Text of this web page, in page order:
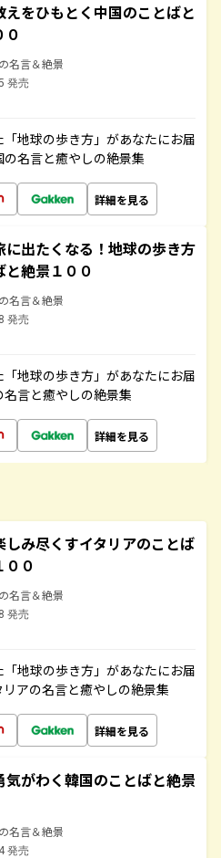
えをひもとく中国のことばと
０
名言＆絶景
発売
地球の歩き方」があなたにお届
名言と癒やしの絶景集
詳細を見る
に出たくなる！地球の歩き方
と絶景１００
名言＆絶景
発売
地球の歩き方」があなたにお届
言と癒やしの絶景集
詳細を見る
しみ尽くすイタリアのことば
００
名言＆絶景
発売
地球の歩き方」があなたにお届
アの名言と癒やしの絶景集
詳細を見る
気がわく韓国のことばと絶景
名言＆絶景
発売